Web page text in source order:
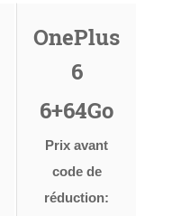
OnePlus
6
6+64Go
Prix avant
code de
réduction: